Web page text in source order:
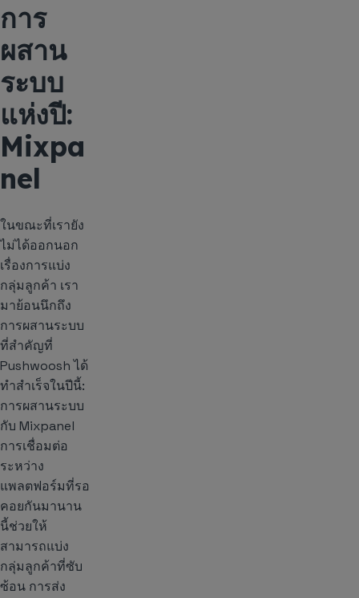
การ
ผสาน
ระบบ
แห่งปี:
Mixpa
nel
ในขณะที่เรายัง
ไม่ได้ออกนอก
เรื่องการแบ่ง
กลุ่มลูกค้า เรา
มาย้อนนึกถึง
การผสานระบบ
ที่สำคัญที่
Pushwoosh ได้
ทำสำเร็จในปีนี้:
การผสานระบบ
กับ Mixpanel
การเชื่อมต่อ
ระหว่าง
แพลตฟอร์มที่รอ
คอยกันมานาน
นี้ช่วยให้
สามารถแบ่ง
กลุ่มลูกค้าที่ซับ
ซ้อน การส่ง